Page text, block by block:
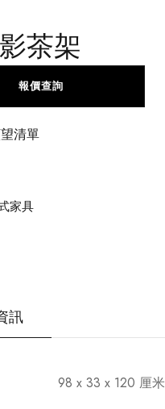
茶架
清單
報價查詢
家具
訊
98 x 33 x 120 厘米